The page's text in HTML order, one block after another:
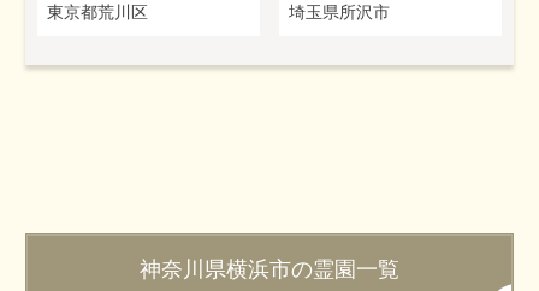
東京都荒川区 埼玉県所沢市
神奈川県横浜市の霊園一覧